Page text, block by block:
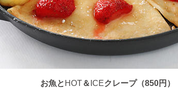
お魚とHOT＆ICEクレープ（850円）